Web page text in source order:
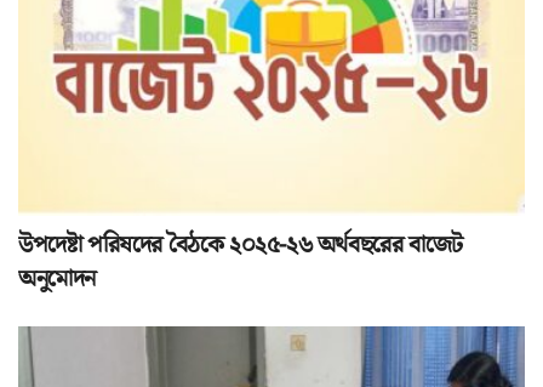
উপদেষ্টা পরিষদের বৈঠকে ২০২৫-২৬ অর্থবছরের বাজেট
অনুমোদন